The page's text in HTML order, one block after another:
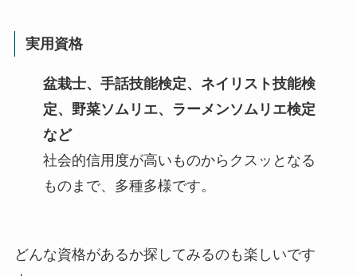
実用資格
盆栽士、手話技能検定、ネイリスト技能検
定、野菜ソムリエ、ラーメンソムリエ検定
など
社会的信用度が高いものからクスッとなる
ものまで、多種多様です。
どんな資格があるか探してみるのも楽しいです